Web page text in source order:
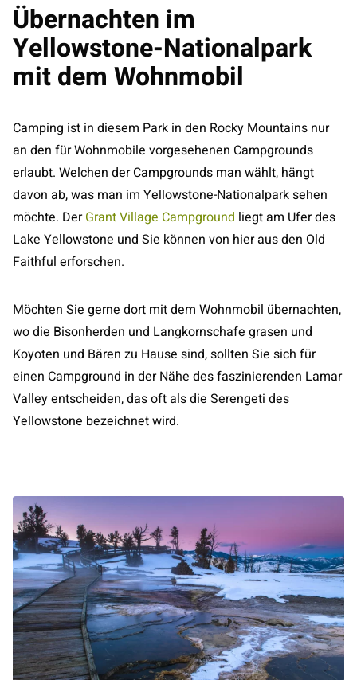
Übernachten im
Yellowstone-Nationalpark
mit dem Wohnmobil
Camping ist in diesem Park in den Rocky Mountains nur
an den für Wohnmobile vorgesehenen Campgrounds
erlaubt. Welchen der Campgrounds man wählt, hängt
davon ab, was man im Yellowstone-Nationalpark sehen
möchte. DerGrant Village Campground liegt am Ufer des
Lake Yellowstone und Sie können von hier aus den Old
Faithful erforschen.
Möchten Sie gerne dort mit dem Wohnmobil übernachten,
wo die Bisonherden und Langkornschafe grasen und
Koyoten und Bären zu Hause sind, sollten Sie sich für
einen Campground in der Nähe des faszinierenden Lamar
Valley entscheiden, das oft als die Serengeti des
Yellowstone bezeichnet wird.